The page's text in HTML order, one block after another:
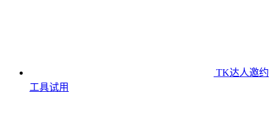
TK达人邀约
工具试用